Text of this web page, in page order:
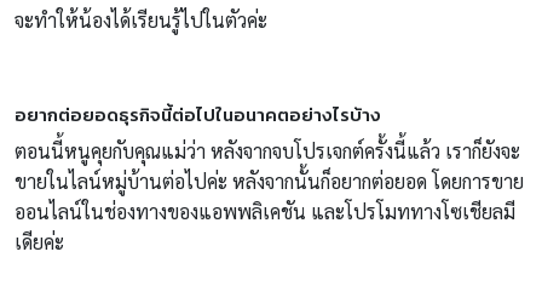
จะทำให้น้องได้เรียนรู้ไปในตัวค่ะ
อยากต่อยอดธุรกิจนี้ต่อไปในอนาคตอย่างไรบ้าง
ตอนนี้หนูคุยกับคุณแม่ว่า หลังจากจบโปรเจกต์ครั้งนี้แล้ว เราก็ยังจะ
ขายในไลน์หมู่บ้านต่อไปค่ะ หลังจากนั้นก็อยากต่อยอด โดยการขาย
ออนไลน์ในช่องทางของแอพพลิเคชัน และโปรโมททางโซเชียลมี
เดียค่ะ